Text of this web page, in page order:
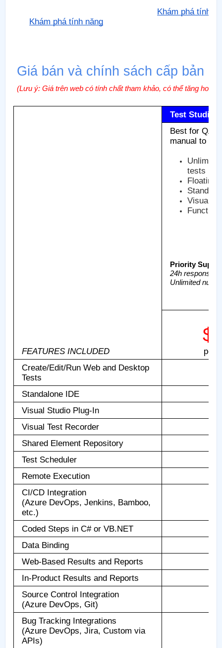
Khám phá tính năng
Khám phá tính
Giá bán và chính sách cấp bản
(Lưu ý: Giá trên web có tính chất tham khảo, có thể tăng hoặc
FEATURES INCLUDED
Test Studio
Best for QA
manual to
tests
Floating
Visual
Priority
24h response
Unlimited
$
Create/Edit/Run Web and Desktop
Tests
Standalone IDE
Visual Studio Plug-In
Visual Test Recorder
Shared Element Repository
Test Scheduler
Remote Execution
CI/CD Integration
(Azure DevOps, Jenkins, Bamboo,
etc.)
Coded Steps in C# or VB.NET
Data Binding
Web-Based Results and Reports
In-Product Results and Reports
Source Control Integration
(Azure DevOps, Git)
Bug Tracking Integrations
(Azure DevOps, Jira, Custom via
APIs)